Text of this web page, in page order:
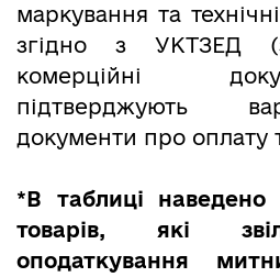
маркування та
згідно з УКТЗЕД
комерційні
підтверджують
документи про оплату
*В таблиці наведено
товарів, які
оподаткування